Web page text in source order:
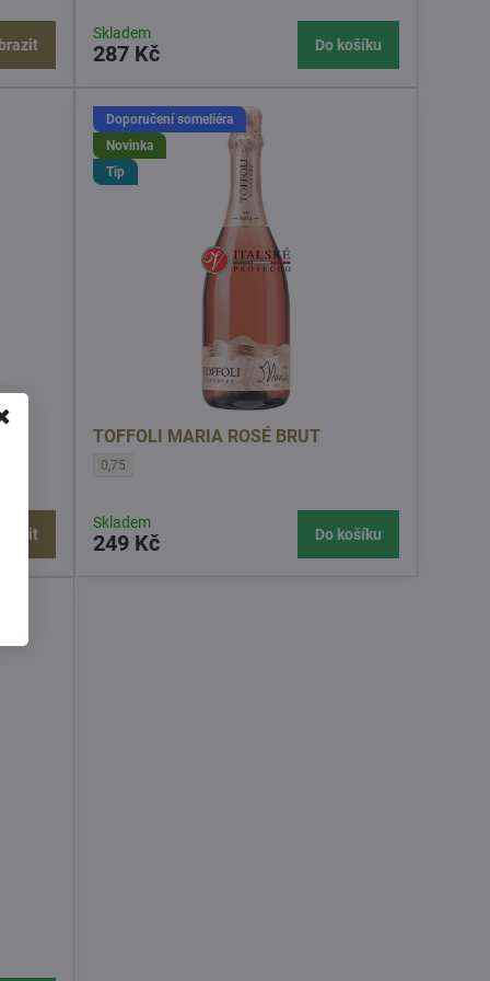
Skladem
287 Kč Do košíku
Doporučení someliéra
Novinka
Tip
TOFFOLI MARIA ROSÉ BRUT
TOFFOLI MARIA ROSÉ BRUT - OBJEM l:
0,75
Skladem
249 Kč Do košíku